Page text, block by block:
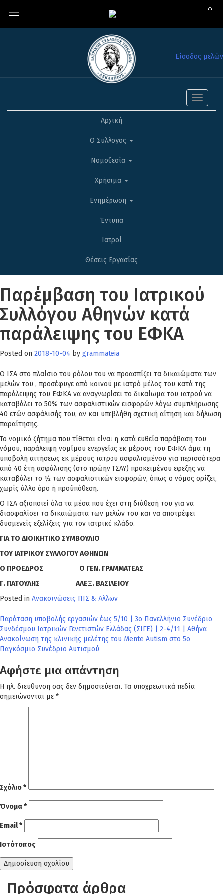
Είσοδος μελών
Toggle
Αρχική
Ο Σύλλογος
Νομοθεσία
Χρήσιμα
Ενημέρωση
Έντυπα
Ιατροί
Θέσεις Εργασίας
Παρέμβαση του Ιατρικού
Συλλόγου Αθηνών κατά
παράλειψης του ΕΦΚΑ
Posted on 2018-10-04 by grammateia
Ο ΙΣΑ στο πλαίσιο του ρόλου του να προασπίζει τα δικαιώματα των
μελών του , προσέφυγε από κοινού με ιατρό μέλος του κατά της
παράλειψης του ΕΦΚΑ να αναγνωρίσει το δικαίωμα του ιατρού να
καταβάλει το 50% των ασφαλιστικών εισφορών λόγω συμπλήρωσης
40 ετών ασφάλισής του, αν και υπεβλήθη σχετική αίτηση και δήλωση
παραίτησης.
Το νομικό ζήτημα που τίθεται είναι η κατά ευθεία παράβαση του
νόμου, παράλειψη νομίμου ενεργείας εκ μέρους του ΕΦΚΑ άμα τη
υποβολή αιτήσεως εκ μέρους ιατρού ασφαλισμένου για περισσότερα
από 40 έτη ασφάλισης (στο πρώην ΤΣΑΥ) προκειμένου εφεξής να
καταβάλει το ½ των ασφαλιστικών εισφορών, όπως ο νόμος ορίζει,
χωρίς άλλο όρο ή προϋπόθεση.
Ο ΙΣΑ αξιοποιεί όλα τα μέσα που έχει στη διάθεσή του για να
διασφαλίσει τα δικαιώματα των μελών του και να αποτρέψει
δυσμενείς εξελίξεις για τον ιατρικό κλάδο.
ΓΙΑ ΤΟ ΔΙΟΙΚΗΤΙΚΟ ΣΥΜΒΟΥΛΙΟ
ΤΟΥ ΙΑΤΡΙΚΟΥ ΣΥΛΛΟΓΟΥ ΑΘΗΝΩΝ
Ο ΠΡΟΕΔΡΟΣ Ο ΓΕΝ. ΓΡΑΜΜΑΤΕΑΣ
Γ. ΠΑΤΟΥΛΗΣ ΑΛΕΞ. ΒΑΣΙΛΕΙΟΥ
Posted in Ανακοινώσεις ΠΙΣ & Άλλων
Πλοήγηση
άρθρων
Παράταση υποβολής εργασιών έως 5/10 | 3ο Πανελλήνιο Συνέδριο
Συνδέσμου Ιατρικών Γενετιστών Ελλάδας (ΣΙΓΕ) | 2-4/11 | Αθήνα
Ανακοίνωση της κλινικής μελέτης του Mente Autism στο 5ο
Παγκόσμιο Συνέδριο Αυτισμού
Αφήστε μια απάντηση
Η ηλ. διεύθυνση σας δεν δημοσιεύεται. Τα υποχρεωτικά πεδία
σημειώνονται με *
Σχόλιο*
Όνομα*
Email*
Ιστότοπος
Πρόσφατα άρθρα